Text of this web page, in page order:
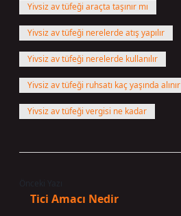
Yivsiz av tüfeği araçta taşınır mı
Yivsiz av tüfeği nerelerde atış yapılır
Yivsiz av tüfeği nerelerde kullanılır
Yivsiz av tüfeği ruhsatı kaç yaşında alınır
Yivsiz av tüfeği vergisi ne kadar
Tici Amacı Nedir